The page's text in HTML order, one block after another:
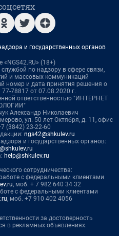
и государственных органов
«NGS42.RU» (18+)
по надзору в сфере связи,
и массовых коммуникаций
номер и дата принятия решения о
78817 от 07.08.2020 г.
ответственностью "ИНТЕРНЕТ
Александр Николаевич
ул. 50 лет Октября, д. 11, офис
(3842) 23-22-60
ngs42@shkulev.ru
и государственных органов:
help@shkulev.ru
сотрудничества:
с федеральными клиентами
, моб. + 7 982 640 34 32
с федеральными клиентами
, моб. +7 910 402 4056
за достоверность
в рекламных объявлениях.